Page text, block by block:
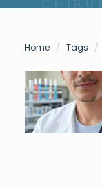
Home Tags